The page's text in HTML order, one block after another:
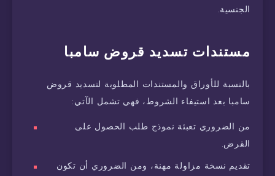
الجنسية.
مستندات تسديد قروض سامبا
بالنسبة للأوراق والمستندات المطلوبة لتسديد قروض
سامبا بعد استيفاء الشروط، فهي تشمل الآتي:
من الضروري تعبئة نموذج طلب الحصول على
القرض.
تقديم نسخة مزاولة مهنة، ومن الضروري أن تكون